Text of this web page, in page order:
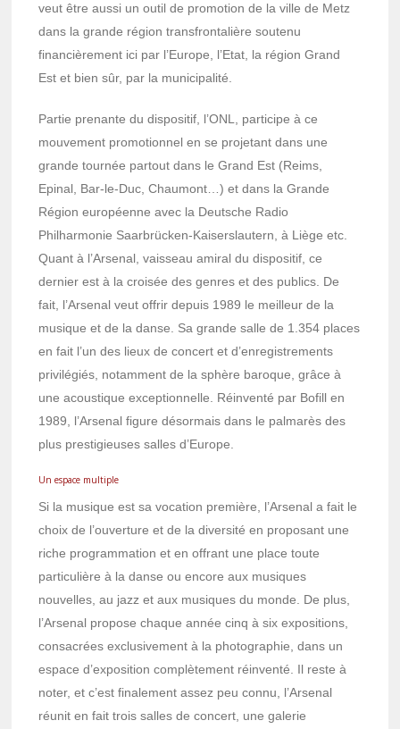
veut être aussi un outil de promotion de la ville de Metz
dans la grande région transfrontalière soutenu
financièrement ici par l’Europe, l’Etat, la région Grand
Est et bien sûr, par la municipalité.
Partie prenante du dispositif, l’ONL, participe à ce
mouvement promotionnel en se projetant dans une
grande tournée partout dans le Grand Est (Reims,
Epinal, Bar-le-Duc, Chaumont…) et dans la Grande
Région européenne avec la Deutsche Radio
Philharmonie Saarbrücken-Kaiserslautern, à Liège etc.
Quant à l’Arsenal, vaisseau amiral du dispositif, ce
dernier est à la croisée des genres et des publics. De
fait, l’Arsenal veut offrir depuis 1989 le meilleur de la
musique et de la danse. Sa grande salle de 1.354 places
en fait l’un des lieux de concert et d’enregistrements
privilégiés, notamment de la sphère baroque, grâce à
une acoustique exceptionnelle. Réinventé par Bofill en
1989, l’Arsenal figure désormais dans le palmarès des
plus prestigieuses salles d’Europe.
Un espace multiple
Si la musique est sa vocation première, l’Arsenal a fait le
choix de l’ouverture et de la diversité en proposant une
riche programmation et en offrant une place toute
particulière à la danse ou encore aux musiques
nouvelles, au jazz et aux musiques du monde. De plus,
l’Arsenal propose chaque année cinq à six expositions,
consacrées exclusivement à la photographie, dans un
espace d’exposition complètement réinventé. Il reste à
noter, et c’est finalement assez peu connu, l’Arsenal
réunit en fait trois salles de concert, une galerie